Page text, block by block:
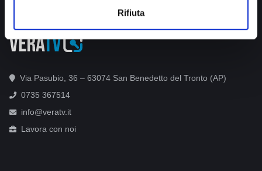
Rifiuta
Via Pasubio, 36 – 63074 San Benedetto del Tronto (AP)
0735 367514
info@veratv.it
Lavora con noi